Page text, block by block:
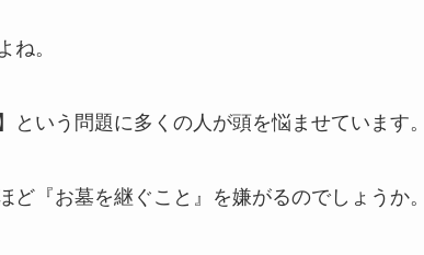
ね。
という問題に多くの人が頭を悩ませています。
ど『お墓を継ぐこと』を嫌がるのでしょうか。